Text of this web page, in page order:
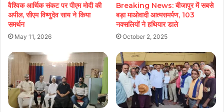
वैश्विक आर्थिक संकट पर पीएम मोदी की
अपील, सीएम विष्णुदेव साय ने किया
समर्थन
May 11, 2026
Breaking News: बीजापुर में सबसे
बड़ा माओवादी आत्मसमर्पण, 103
नक्सलियों ने हथियार डाले
October 2, 2025